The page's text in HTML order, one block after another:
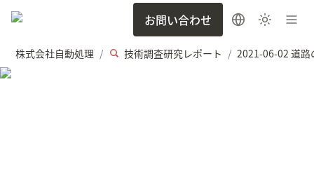
お問い合わせ
株式会社自動処理 / 技術調査研究レポート /